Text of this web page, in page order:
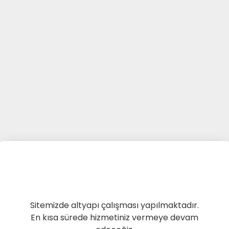
Sitemizde altyapı çalışması yapılmaktadır.
En kısa sürede hizmetiniz vermeye devam